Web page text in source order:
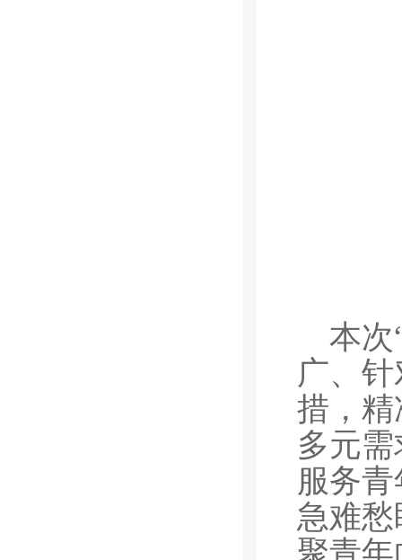
本次
广、
措，
多元
服务
急难
聚青